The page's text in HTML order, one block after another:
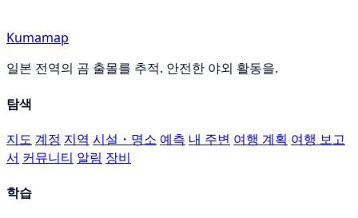
Kumamap
일본 전역의 곰 출몰를 추적. 안전한 야외 활동을.
탐색
지도 계정 지역 시설・명소 예측 내 주변 여행 계획 여행 보고
서 커뮤니티 알림 장비
학습